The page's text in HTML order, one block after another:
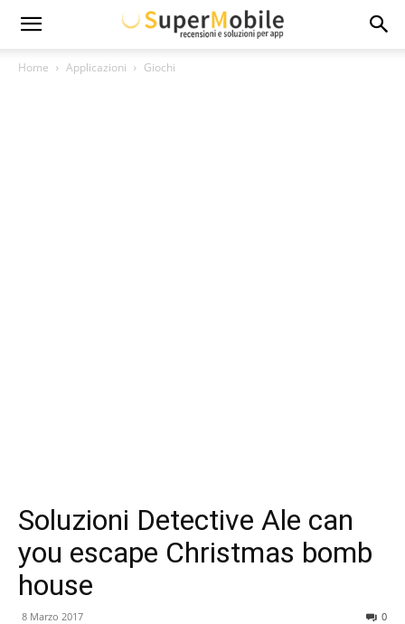
Super
Home Applicazioni Giochi
Soluzioni Detective Ale can
you escape Christmas bomb
house
8 Marzo 2017 0